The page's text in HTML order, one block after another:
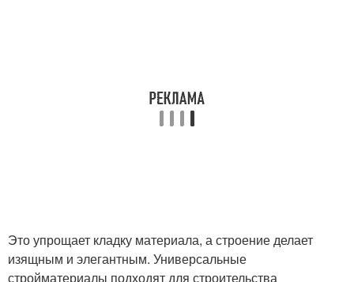
Это упрощает кладку материала, а строение делает
изящным и элегантным. Универсальные
стройматериалы подходят для строительства